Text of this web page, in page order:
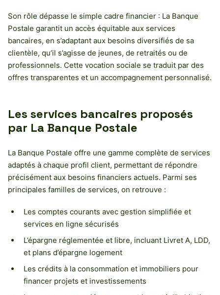
Son rôle dépasse le simple cadre financier : La Banque
Postale garantit un accès équitable aux services
bancaires, en s’adaptant aux besoins diversifiés de sa
clientèle, qu’il s’agisse de jeunes, de retraités ou de
professionnels. Cette vocation sociale se traduit par des
offres transparentes et un accompagnement personnalisé.
Les services bancaires proposés
par La Banque Postale
La Banque Postale offre une gamme complète de services
adaptés à chaque profil client, permettant de répondre
précisément aux besoins financiers actuels. Parmi ses
principales familles de services, on retrouve :
Les comptes courants avec gestion simplifiée et
services en ligne sécurisés
L’épargne réglementée et libre, incluant Livret A, LDD,
et plans d’épargne logement
Les crédits à la consommation et immobiliers pour
financer projets et investissements